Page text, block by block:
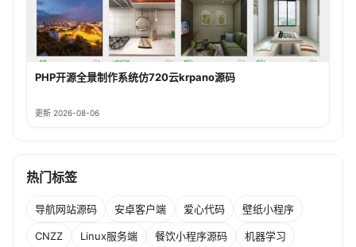
PHP开源全景制作系统仿720云krpano源码
更新 2026-08-06
热门标签
导航网站源码 安卓客户端 爱心代码 壁纸小程序
CNZZ Linux服务端 餐饮小程序源码 机器学习